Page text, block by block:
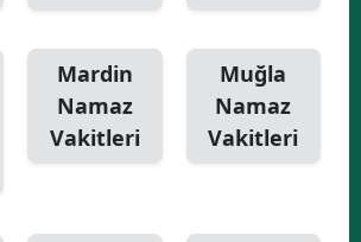
Mardin
Namaz
Vakitleri
Muğla
Namaz
Vakitleri